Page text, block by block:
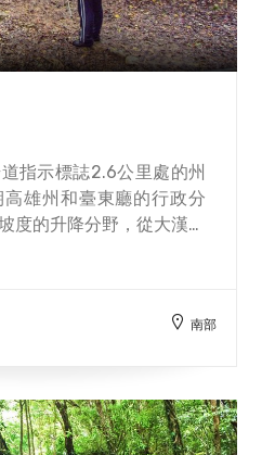
指示標誌2.6公里處的州
雄州和臺東廳的行政分
度的升降分野，從大漢林
時，高雄州知事與各級官南部